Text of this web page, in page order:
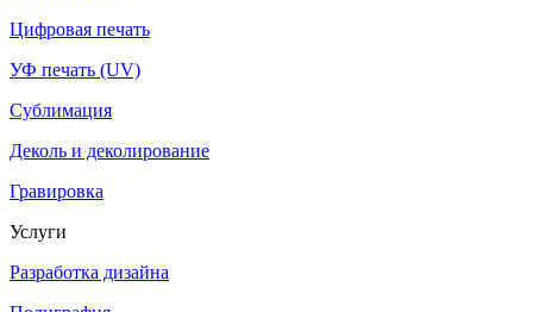
Цифровая печать
УФ печать (UV)
Сублимация
Деколь и деколирование
Гравировка
Услуги
Разработка дизайна